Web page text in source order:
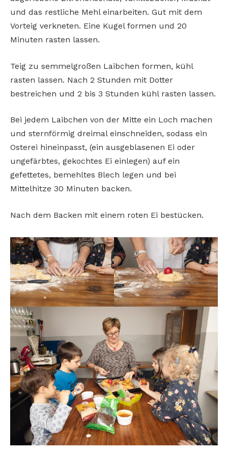
und das restliche Mehl einarbeiten. Gut mit dem
Vorteig verkneten. Eine Kugel formen und 20
Minuten rasten lassen.
Teig zu semmelgroßen Laibchen formen, kühl
rasten lassen. Nach 2 Stunden mit Dotter
bestreichen und 2 bis 3 Stunden kühl rasten lassen.
Bei jedem Laibchen von der Mitte ein Loch machen
und sternförmig dreimal einschneiden, sodass ein
Osterei hineinpasst, (ein ausgeblasenen Ei oder
ungefärbtes, gekochtes Ei einlegen) auf ein
gefettetes, bemehltes Blech legen und bei
Mittelhitze 30 Minuten backen.
Nach dem Backen mit einem roten Ei bestücken.